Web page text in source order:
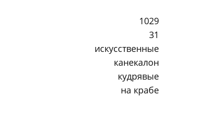
1029
31
искусственные
канекалон
кудрявые
на крабе